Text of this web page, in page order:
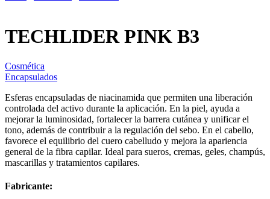
TECHLIDER PINK B3
Cosmética
Encapsulados
Esferas encapsuladas de niacinamida que permiten una liberación
controlada del activo durante la aplicación. En la piel, ayuda a
mejorar la luminosidad, fortalecer la barrera cutánea y unificar el
tono, además de contribuir a la regulación del sebo. En el cabello,
favorece el equilibrio del cuero cabelludo y mejora la apariencia
general de la fibra capilar. Ideal para sueros, cremas, geles, champús,
mascarillas y tratamientos capilares.
Fabricante: